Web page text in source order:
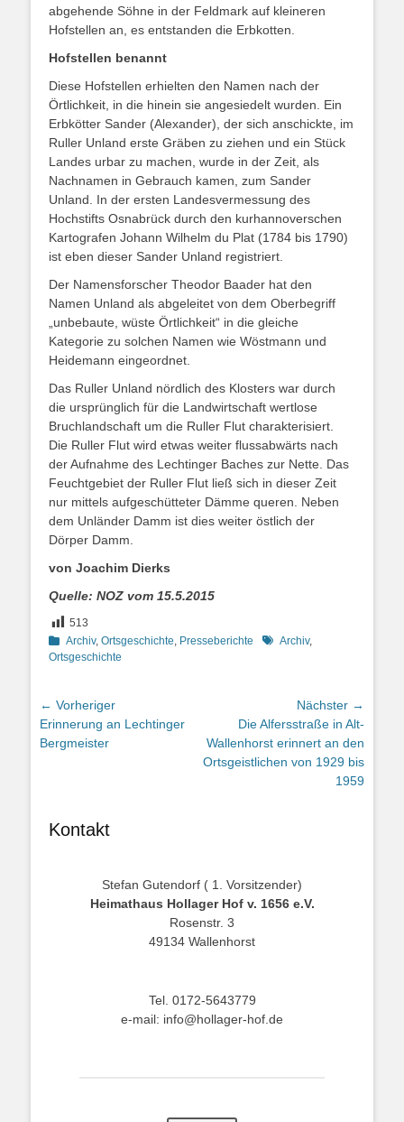
abgehende Söhne in der Feldmark auf kleineren
Hofstellen an, es entstanden die Erbkotten.
Hofstellen benannt
Diese Hofstellen erhielten den Namen nach der
Örtlichkeit, in die hinein sie angesiedelt wurden. Ein
Erbkötter Sander (Alexander), der sich anschickte, im
Ruller Unland erste Gräben zu ziehen und ein Stück
Landes urbar zu machen, wurde in der Zeit, als
Nachnamen in Gebrauch kamen, zum Sander
Unland. In der ersten Landesvermessung des
Hochstifts Osnabrück durch den kurhannoverschen
Kartografen Johann Wilhelm du Plat (1784 bis 1790)
ist eben dieser Sander Unland registriert.
Der Namensforscher Theodor Baader hat den
Namen Unland als abgeleitet von dem Oberbegriff
„unbebaute, wüste Örtlichkeit“ in die gleiche
Kategorie zu solchen Namen wie Wöstmann und
Heidemann eingeordnet.
Das Ruller Unland nördlich des Klosters war durch
die ursprünglich für die Landwirtschaft wertlose
Bruchlandschaft um die Ruller Flut charakterisiert.
Die Ruller Flut wird etwas weiter flussabwärts nach
der Aufnahme des Lechtinger Baches zur Nette. Das
Feuchtgebiet der Ruller Flut ließ sich in dieser Zeit
nur mittels aufgeschütteter Dämme queren. Neben
dem Unländer Damm ist dies weiter östlich der
Dörper Damm.
von Joachim Dierks
Quelle: NOZ vom 15.5.2015
513
Kategorien
Archiv, Ortsgeschichte Presseberichte Schlagworte
Archiv,
Ortsgeschichte
Beitragsnavigation
← Vorheriger
Vorheriger
Beitrag:
Erinnerung an Lechtinger
Bergmeister
Nächster →
Nächster
Beitrag:
Die Alfersstraße in Alt-
Wallenhorst erinnert an den
Ortsgeistlichen von 1929 bis
1959
Kontakt
Stefan Gutendorf ( 1. Vorsitzender)
Heimathaus Hollager Hof v. 1656 e.V.
Rosenstr. 3
49134 Wallenhorst
Tel. 0172-5643779
e-mail: info@hollager-hof.de